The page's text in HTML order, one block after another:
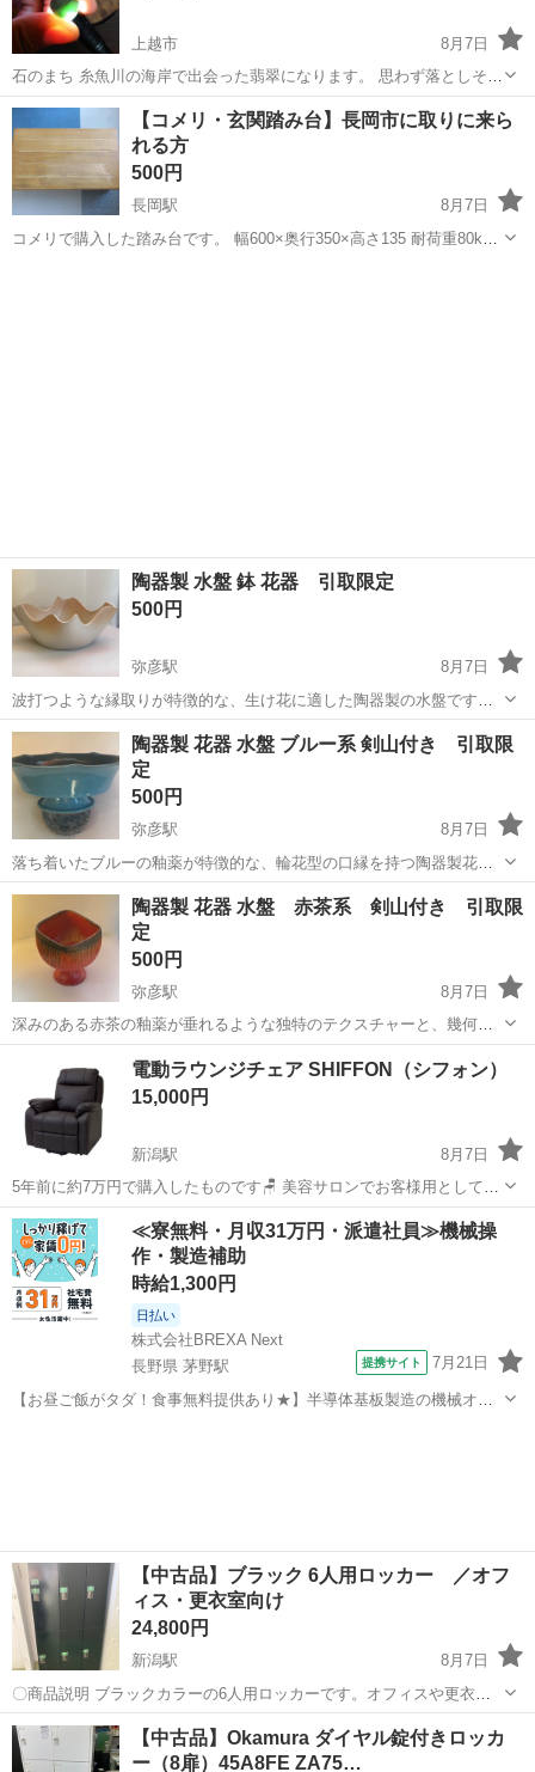
上越市
8月7日
石のまち 糸魚川の海岸で出会った翡翠になります。 思わず落としそう
になるほどのなめらかなスベスベ質感があります。 写真のようにきれ
いなアップルグリーンの透過が見られます。 9枚目サイズ比較写真
100円玉を置いています。...
新潟 上越市 インテリア雑貨/小物 翡翠
【コメリ・玄関踏み台】長岡市に取りに来ら
れる方
500円
長岡駅
8月7日
コメリで購入した踏み台です。 幅600×奥行350×高さ135 耐荷重80kg
陶器製 水盤 鉢 花器 引取限定
500円
弥彦駅
8月7日
波打つような縁取りが特徴的な、生け花に適した陶器製の水盤です。 -
素材: 陶器 - 形状: 変形四角形 - 用途: 盆栽・生け花用 -外寸約:W19.2
D19.2 H9.5cm -剣山:W9.5 D7 H2...
新潟 西蒲原郡 弥彦駅 インテリア雑貨/小物
陶器製 花器 水盤 ブルー系 剣山付き 引取限
定
500円
弥彦駅
8月7日
落ち着いたブルーの釉薬が特徴的な、輪花型の口縁を持つ陶器製花器
です。 - 形状: 輪花型脚付き花器 - カラー: ブルー系 - 付属品: 剣山 -外
寸約:径24 高さ9cm -剣山:径9.8 高さ2.5cm ...
新潟 西蒲原郡 弥彦駅 インテリア雑貨/小物
陶器製 花器 水盤 赤茶系 剣山付き 引取限
定
500円
弥彦駅
8月7日
深みのある赤茶の釉薬が垂れるような独特のテクスチャーと、幾何学
的な模様が施された重厚感のある陶器製花器です。 - 形状: 脚付き花器
- カラー: 赤茶系（釉薬仕上げ） - 装飾: 幾何学模様 -外寸約:W16 ...
西蒲原郡 弥彦駅
電動ラウンジチェア SHIFFON（シフォン）
15,000円
新潟駅
8月7日
5年前に約7万円で購入したものです🪑 美容サロンでお客様用としてカ
バーをかけて使用しております。 経年劣化はありますが、動作等問題
なく使用しております。 店舗改装の際に、もう少し幅の狭い椅子への
買い替えの為に 今回こちらに...
新潟 新潟市 新潟駅 椅子 ラウンジ
≪寮無料・月収31万円・派遣社員≫機械操
作・製造補助
時給1,300円
日払い
株式会社BREXA Next
長野県 茅野駅
提携サイト 7月21日
【お昼ご飯がタダ！食事無料提供あり★】半導体基板製造の機械オペ
【中古品】ブラック 6人用ロッカー ／オフ
ィス・更衣室向け
24,800円
新潟駅
8月7日
〇商品説明 ブラックカラーの6人用ロッカーです。オフィスや更衣
室、共用スペースにおすすめのシンプルなデザインとなっておりま
す。※こちらのロッカーは、施錠時でないと鍵の取り外しができませ
ん。 〇状態 外観に使用に伴う細か...
新潟 新潟市 新潟駅 オフィス用家具
【中古品】Okamura ダイヤル錠付きロッカ
ー（8扉）45A8FE ZA75…